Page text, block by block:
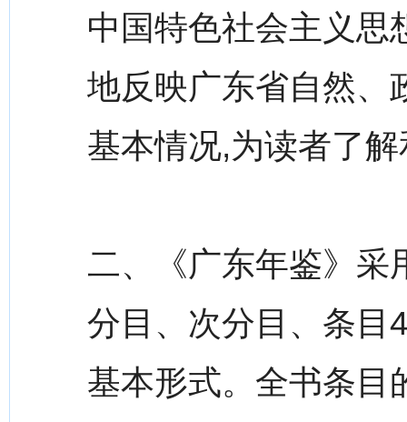
中国特色社会主义思
地反映广东省自然、
基本情况,为读者了
二、《广东年鉴》采
分目、次分目、条目
基本形式。全书条目